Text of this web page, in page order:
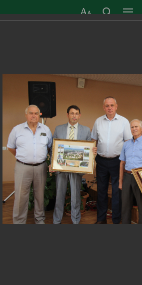
САМОУПРАВЛЕНИЯ
г. Радужный, 1 квартал, д.55
Адрес здания администрации
radugn@avo.ru
Электронная почта
Фотогалерея Новости
юбилеем
летним юбилеем